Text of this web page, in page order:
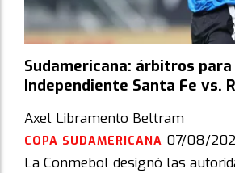
Sudamericana: árbitros para
Independiente Santa Fe vs.
Axel Libramento Beltram
COPA SUDAMERICANA 07/08/
La Conmebol designó las